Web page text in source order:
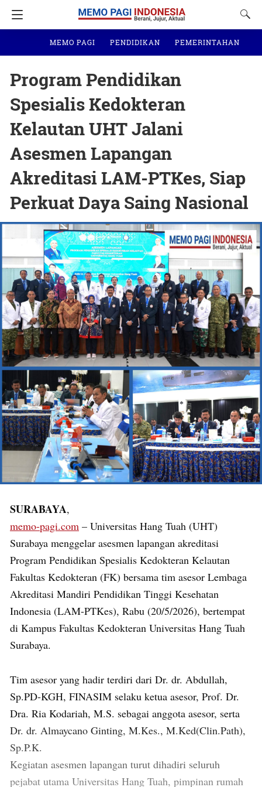
MEMO PAGI PENDIDIKAN PEMERINTAHAN
Program Pendidikan
Spesialis Kedokteran
Kelautan UHT Jalani
Asesmen Lapangan
Akreditasi LAM-PTKes, Siap
Perkuat Daya Saing Nasional
SURABAYA,
memo-pagi.com – Universitas Hang Tuah (UHT)
Surabaya menggelar asesmen lapangan akreditasi
Program Pendidikan Spesialis Kedokteran Kelautan
Fakultas Kedokteran (FK) bersama tim asesor Lembaga
Akreditasi Mandiri Pendidikan Tinggi Kesehatan
Indonesia (LAM-PTKes), Rabu (20/5/2026), bertempat
di Kampus Fakultas Kedokteran Universitas Hang Tuah
Surabaya.
Tim asesor yang hadir terdiri dari Dr. dr. Abdullah,
Sp.PD-KGH, FINASIM selaku ketua asesor, Prof. Dr.
Dra. Ria Kodariah, M.S. sebagai anggota asesor, serta
Dr. dr. Almaycano Ginting, M.Kes., M.Ked(Clin.Path),
Sp.P.K.
Kegiatan asesmen lapangan turut dihadiri seluruh
pejabat utama Universitas Hang Tuah, pimpinan rumah